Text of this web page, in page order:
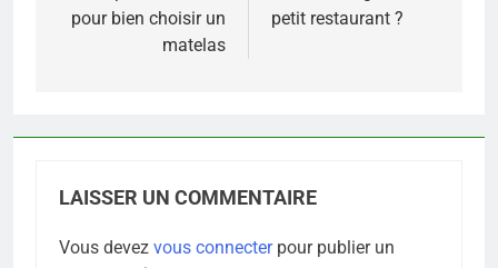
l’article
pour bien choisir un
matelas
petit restaurant ?
LAISSER UN COMMENTAIRE
Vous devez vous connecterpour publier un